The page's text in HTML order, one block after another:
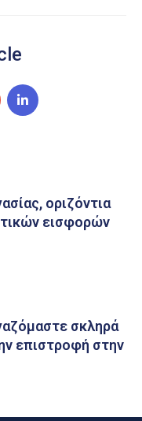
οριζόντια
εισφορών
σκληρά
επιστροφή στην